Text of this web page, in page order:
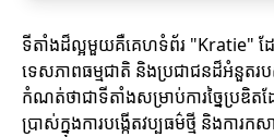
ទីតាំងដ៏ល្អមួយគឺគេហទំព័រ "Kratie"
ទេសភាពធម្មជាតិ និងប្រជាជនដ៏អំនួតរប
កំណត់ថាជាទីតាំងសម្រាប់ការច្នៃប្រឌិ
ប្រាស់ក្នុងការបង្កើតវប្បធម៌ថ្មី និងការ